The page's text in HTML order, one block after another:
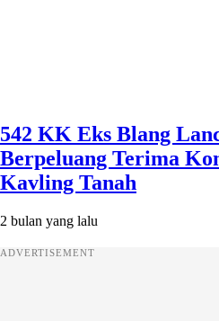
542 KK Eks Blang
Berpeluang Terima
Kavling Tanah
2 bulan yang lalu
ADVERTISEMENT